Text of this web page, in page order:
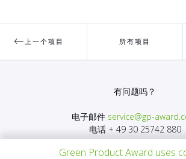
上一个项目 所有项目
有问题吗？
电子邮件 service@gp-
电话 + 49 30 25742 880
Green Product Award uses